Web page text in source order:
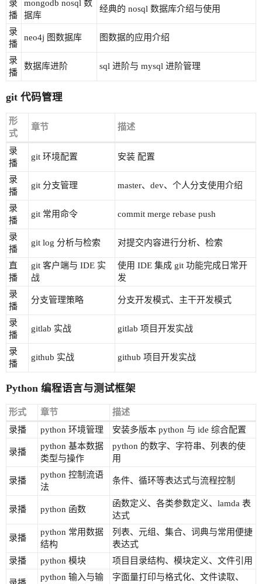
录
播
mongodb nosql 数
据库
经典的 nosql 数据库介绍与使用
录
播
neo4j 图数据库 图数据的应用介绍
录
播
数据库进阶 sql 进阶与 mysql 进阶管理
git 代码管理
形
式
章节 描述
录
播
git 环境配置 安装 配置
录
播
git 分支管理 master、dev、个人分支使用介绍
录
播
git 常用命令 commit merge rebase push
录
播
git log 分析与检索 对提交内容进行分析、检索
直
播
git 客户端与 IDE 实
战
使用 IDE 集成 git 功能完成日常开
发
录
播
分支管理策略 分支开发模式、主干开发模式
录
播
gitlab 实战 gitlab 项目开发实战
录
播
github 实战 github 项目开发实战
Python 编程语言与测试框架
形式 章节
描述
录播
python 环境管理 安装多版本 python 与 ide 综合配置
录播
python 基本数据
类型与操作
python 的数字、字符串、列表的使
用
录播
python 控制流语
法
条件、循环等表达式与流程控制
录播 python 函数
函数定义、各类参数定义、lamda 表
达式
录播
python 常用数据
结构
列表、元组、集合、词典与常用便捷
表达式
录播
python 模块 项目目录结构、模块定义、文件引用
python 输入与输 字面量打印与格式化、文件读取、